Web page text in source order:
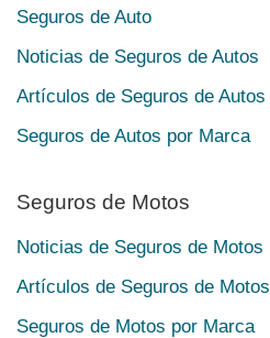
Seguros de Auto
Noticias de Seguros de Autos
Artículos de Seguros de Autos
Seguros de Autos por Marca
Seguros de Motos
Noticias de Seguros de Motos
Artículos de Seguros de Motos
Seguros de Motos por Marca